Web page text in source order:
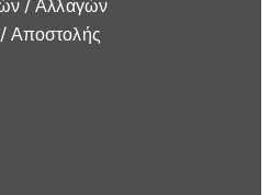
/ Αλλαγών
Αποστολής